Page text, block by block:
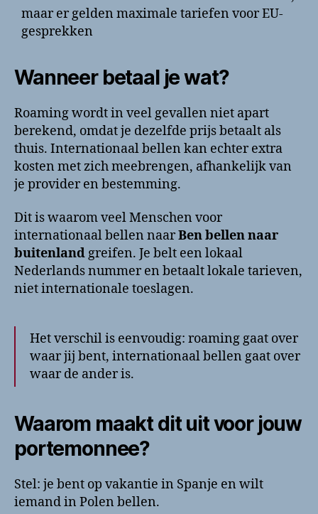
maar er gelden maximale tariefen voor EU-
gesprekken
Wanneer betaal je wat?
Roaming wordt in veel gevallen niet apart
berekend, omdat je dezelfde prijs betaalt als
thuis. Internationaal bellen kan echter extra
kosten met zich meebrengen, afhankelijk van
je provider en bestemming.
Dit is waarom veel Menschen voor
internationaal bellen naarBen bellen naar
buitenlandgreifen. Je belt een lokaal
Nederlands nummer en betaalt lokale tarieven,
niet internationale toeslagen.
Het verschil is eenvoudig: roaming gaat over
waar jij bent, internationaal bellen gaat over
waar de ander is.
Waarom maakt dit uit voor jouw
portemonnee?
Stel: je bent op vakantie in Spanje en wilt
iemand in Polen bellen.